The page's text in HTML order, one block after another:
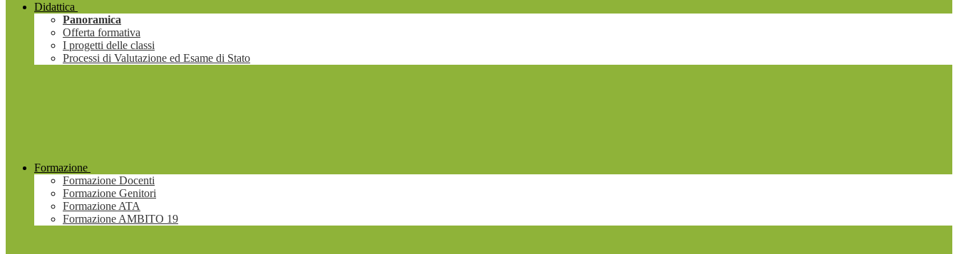
Didattica
Panoramica
Offerta formativa
I progetti delle classi
Processi di Valutazione ed Esame di Stato
Formazione
Formazione Docenti
Formazione Genitori
Formazione ATA
Formazione AMBITO 19